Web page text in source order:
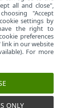
bureau
all and close",
"Accept
settings by
the right to
preferences
in our website
For more
ONLY